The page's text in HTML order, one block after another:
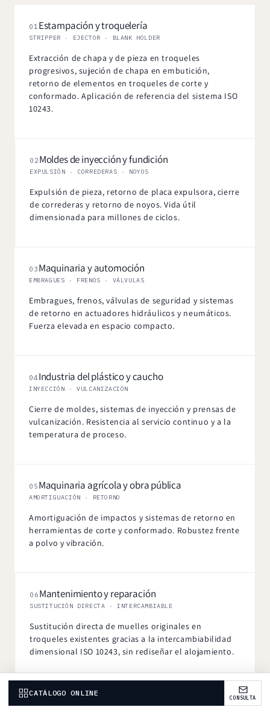
CATÁLOGO ONLINE
CONSULTA
01 Estampación y troquelería
STRIPPER · EJECTOR · BLANK HOLDER
Extracción de chapa y de pieza en troqueles
progresivos, sujeción de chapa en embutición,
retorno de elementos en troqueles de corte y
conformado. Aplicación de referencia del sistema ISO
10243.
02 Moldes de inyección y fundición
EXPULSIÓN · CORREDERAS · NOYOS
Expulsión de pieza, retorno de placa expulsora, cierre
de correderas y retorno de noyos. Vida útil
dimensionada para millones de ciclos.
03 Maquinaria y automoción
EMBRAGUES · FRENOS · VÁLVULAS
Embragues, frenos, válvulas de seguridad y sistemas
de retorno en actuadores hidráulicos y neumáticos.
Fuerza elevada en espacio compacto.
04 Industria del plástico y caucho
INYECCIÓN · VULCANIZACIÓN
Cierre de moldes, sistemas de inyección y prensas de
vulcanización. Resistencia al servicio continuo y a la
temperatura de proceso.
05 Maquinaria agrícola y obra pública
AMORTIGUACIÓN · RETORNO
Amortiguación de impactos y sistemas de retorno en
herramientas de corte y conformado. Robustez frente
a polvo y vibración.
06 Mantenimiento y reparación
SUSTITUCIÓN DIRECTA · INTERCAMBIABLE
Sustitución directa de muelles originales en
troqueles existentes gracias a la intercambiabilidad
dimensional ISO 10243, sin rediseñar el alojamiento.